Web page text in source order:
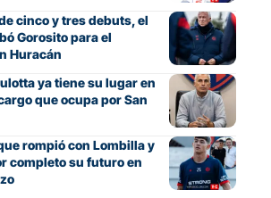
cinco y tres debuts, el
Gorosito para el
Huracán
ya tiene su lugar en
que ocupa por San
rompió con Lombilla y
completo su futuro en